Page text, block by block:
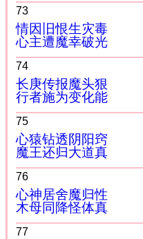
73
情因旧恨生灾毒
心主遭魔幸破光
74
长庚传报魔头狠
行者施为变化能
75
心猿钻透阴阳窍
魔王还归大道真
76
心神居舍魔归性
木母同降怪体真
77